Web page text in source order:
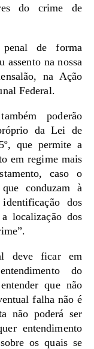
do crime de
de forma
assento na nossa
na Ação
Federal.
poderão
da Lei de
que permite a
em regime mais
caso o
conduzam à
dos
localização dos
deve ficar em
do
que não
falha não é
não poderá ser
entendimento
os quais se